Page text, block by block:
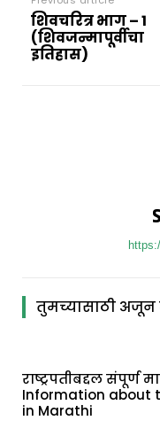
शिवचरित्र भाग – 1
(शिवजन्मापूर्वीचा
इतिहास)
तुमच्यासाठी अजून
राष्ट्रपतीबद्दल संपूर्ण
Information about
in Marathi